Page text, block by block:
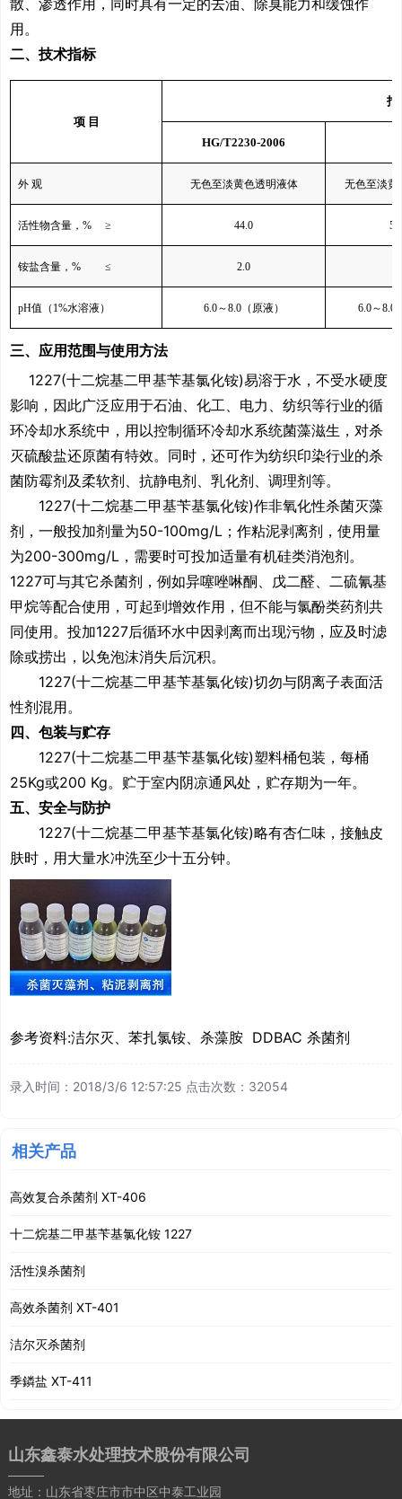
散、渗透作用，同时具有一定的去油、除臭能力和缓蚀作
用。
二、技术指标
项 目
指
HG/T2230-2006
外 观 无色至淡黄色透明液体 无色至淡黄
活性物含量， % ≥ 44.0
铵盐含量， % ≤ 2.0
pH值（ 1%水溶液） 6.0～8.0（原液） 6.0～8.0
三、应用范围与使用方法
1227(十二烷基二甲基苄基氯化铵)易溶于水，不受水硬度
影响，因此广泛应用于石油、化工、电力、纺织等行业的循
环冷却水系统中，用以控制循环冷却水系统菌藻滋生，对杀
灭硫酸盐还原菌有特效。同时，还可作为纺织印染行业的杀
菌防霉剂及柔软剂、抗静电剂、乳化剂、调理剂等。
1227(十二烷基二甲基苄基氯化铵)作非氧化性杀菌灭藻
剂，一般投加剂量为50-100mg/L ；作粘泥剥离剂，使用量
为200-300mg/L ，需要时可投加适量有机硅类消泡剂。
1227可与其它杀菌剂，例如异噻唑啉酮、戊二醛、二硫氰基
甲烷等配合使用，可起到增效作用，但不能与氯酚类药剂共
同使用。投加1227后循环水中因剥离而出现污物，应及时滤
除或捞出，以免泡沫消失后沉积。
1227(十二烷基二甲基苄基氯化铵)切勿与阴离子表面活
性剂混用。
四、 包装与贮存
1227(十二烷基二甲基苄基氯化铵)塑料桶包装，每桶
25Kg或200 Kg。贮于室内阴凉通风处，贮存期为一年。
五、 安全与防护
1227(十二烷基二甲基苄基氯化铵)略有杏仁味，接触皮
肤时，用大量水冲洗至少十五分钟。
参考资料:洁尔灭、 苯扎氯铵、 杀藻胺 DDBAC 杀菌剂
录入时间：2018/3/6 12:57:25 点击次数：32054
相关产品
高效复合杀菌剂 XT-406
十二烷基二甲基苄基氯化铵 1227
活性溴杀菌剂
高效杀菌剂 XT-401
洁尔灭杀菌剂
季鏻盐 XT-411
山东鑫泰水处理技术股份有限公司
地址：山东省枣庄市市中区中泰工业园